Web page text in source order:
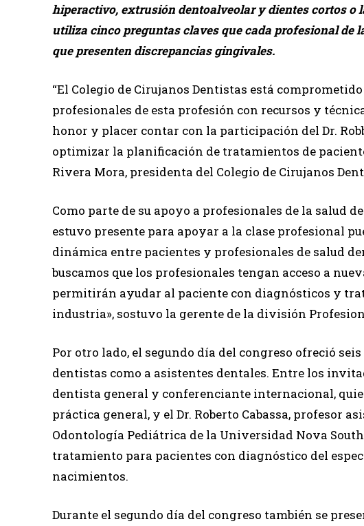
hiperactivo, extrusión dentoalveolar y dientes cortos o
utiliza cinco preguntas claves que cada profesional de
que presenten discrepancias gingivales.
“El Colegio de Cirujanos Dentistas está
profesionales de esta profesión con recursos y
honor y placer contar con la participación del Dr.
optimizar la planificación de tratamientos de
Rivera Mora, presidenta del Colegio de Cirujanos
Como parte de su apoyo a profesionales de la salud
estuvo presente para apoyar a la clase profesional
dinámica entre pacientes y profesionales de salud
buscamos que los profesionales tengan acceso a
permitirán ayudar al paciente con diagnósticos y
industria», sostuvo la gerente de la división
Por otro lado, el segundo día del congreso ofreció
dentistas como a asistentes dentales. Entre los
dentista general y conferenciante internacional,
práctica general, y el Dr. Roberto Cabassa, profesor
Odontología Pediátrica de la Universidad Nova
tratamiento para pacientes con diagnóstico del
nacimientos.
Durante el segundo día del congreso también se